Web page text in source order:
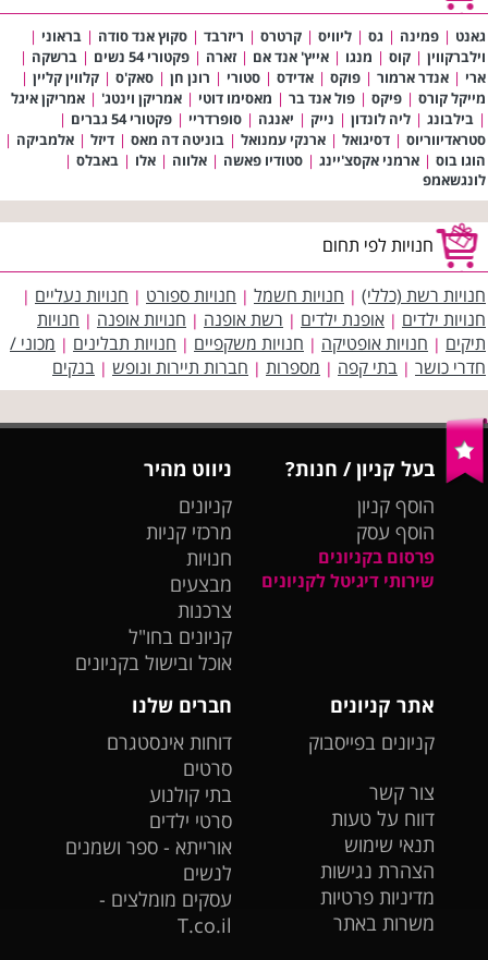
גאנט | פמינה | גס | ליוויס | קרטרס | ריזרבד | סקוץ אנד סודה | בראוני |
וילברקווין | קוס | מנגו | אייץ' אנד אם | זארה | פקטורי 54 נשים | ברשקה |
ארי | אנדר ארמור | פוקס | אדידס | סטורי | רונן חן | סאק'ס | קלווין קליין |
מייקל קורס | פיקס | פול אנד בר | מאסימו דוטי | אמריקן וינטג' | אמריקן איגל
| בילבונג | ליה לונדון | נייק | יאנגה | סופרדריי | פקטורי 54 גברים
|
סטראדיווריוס | דסיגואל | ארנקי עמנואל | בוניטה דה מאס | דיזל | אלמביקה |
הוגו בוס | ארמני אקסצ'יינג | סטודיו פאשה | אלווה | אלו | באבלס |
לונגשאמפ
חנויות לפי תחום
חנויות רשת (כללי) | חנויות חשמל | חנויות ספורט | חנויות נעליים |
חנויות ילדים | אופנת ילדים | רשת אופנה | חנויות אופנה | חנויות
תיקים | חנויות אופטיקה | חנויות משקפיים | חנויות תבלינים | מכוני /
חדרי כושר | בתי קפה | מספרות | חברות תיירות ונופש | בנקים
בעל קניון / חנות?
הוסף קניון
הוסף עסק
פרסום בקניונים
שירותי דיגיטל לקניונים
ניווט מהיר
קניונים
מרכזי קניות
חנויות
מבצעים
צרכנות
קניונים בחו"ל
אוכל ובישול בקניונים
אתר קניונים
קניונים בפייסבוק
צור קשר
דווח על טעות
תנאי שימוש
הצהרת נגישות
מדיניות פרטיות
משרות באתר
חברים שלנו
דוחות אינסטגרם
סרטים
בתי קולנוע
סרטי ילדים
אורייתא - ספר ושמנים
לנשים
עסקים מומלצים -
T.co.il